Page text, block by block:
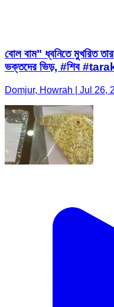
বোল বাম" ধ্বনিতে মুখরিত
ভক্তদের ভিড়, #শিব
Domjur, Howrah | Jul 26,